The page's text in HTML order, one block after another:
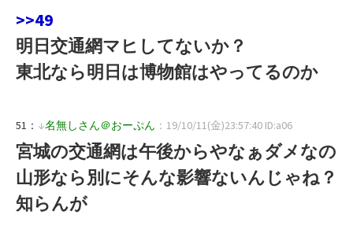
>>49
明日交通網マヒしてないか？
東北なら明日は博物館はやってるのか
51： ↓名無しさん＠おーぷん ：19/10/11(金)23:57:40 ID:a06
宮城の交通網は午後からやなぁダメなの
山形なら別にそんな影響ないんじゃね？
知らんが